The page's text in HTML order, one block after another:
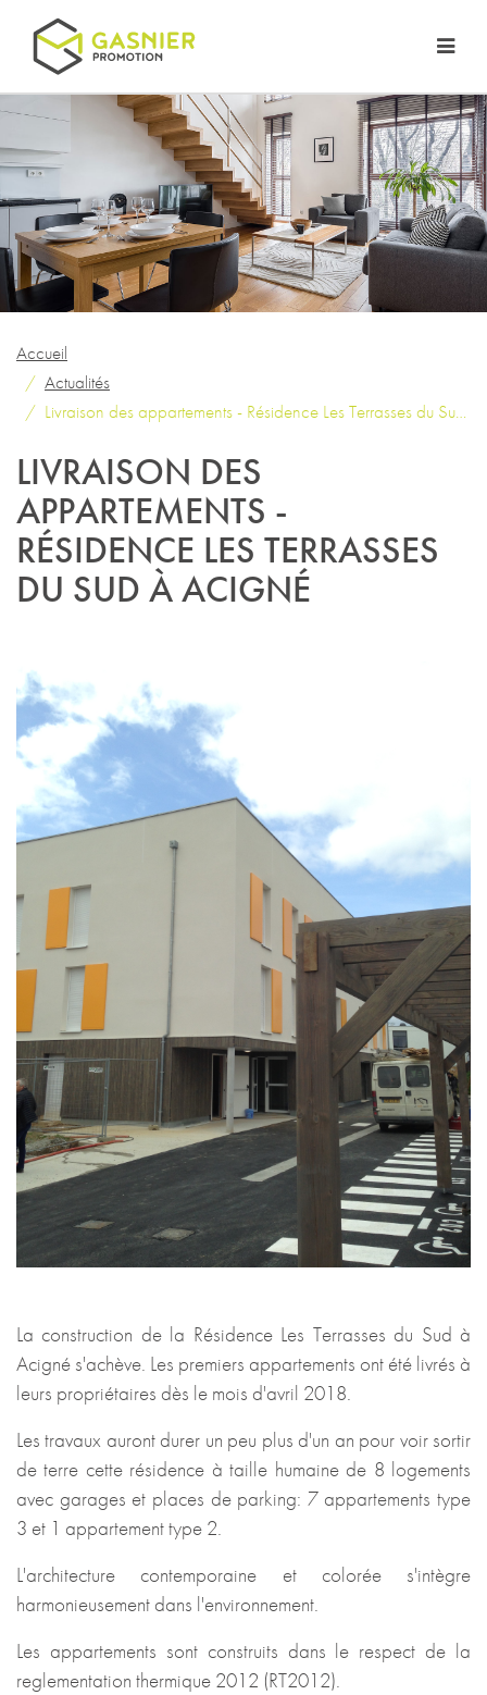
Accueil
Actualités
Livraison des appartements - Résidence Les Terrasses du Sud à Acigné
LIVRAISON DES
APPARTEMENTS -
RÉSIDENCE LES TERRASSES
DU SUD À ACIGNÉ
La construction de la Résidence Les Terrasses du Sud à
Acigné s'achève. Les premiers appartements ont été livrés à
leurs propriétaires dès le mois d'avril 2018.
Les travaux auront durer un peu plus d'un an pour voir sortir
de terre cette résidence à taille humaine de 8 logements
avec garages et places de parking: 7 appartements type
3 et 1 appartement type 2.
L'architecture contemporaine et colorée s'intègre
harmonieusement dans l'environnement.
Les appartements sont construits dans le respect de la
reglementation thermique 2012 (RT2012).